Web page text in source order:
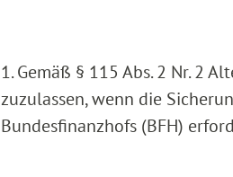
1. Gemäß § 115 Abs. 2 Nr. 2
zuzulassen, wenn die
Bundesfinanzhofs (BFH)